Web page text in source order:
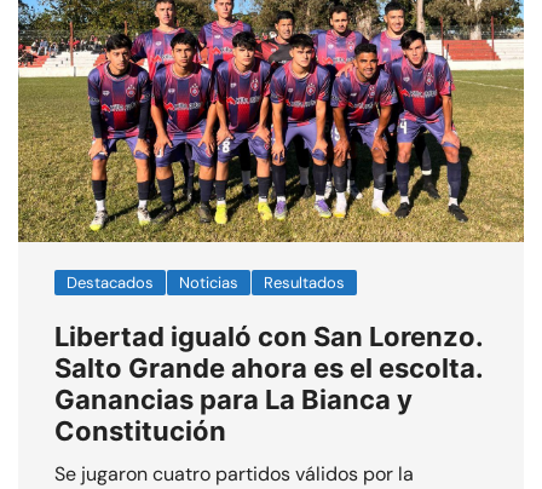
Destacados Noticias Resultados
Libertad igualó con San Lorenzo.
Salto Grande ahora es el escolta.
Ganancias para La Bianca y
Constitución
Se jugaron cuatro partidos válidos por la